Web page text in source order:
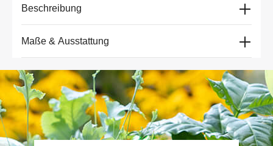
Beschreibung
Maße & Ausstattung